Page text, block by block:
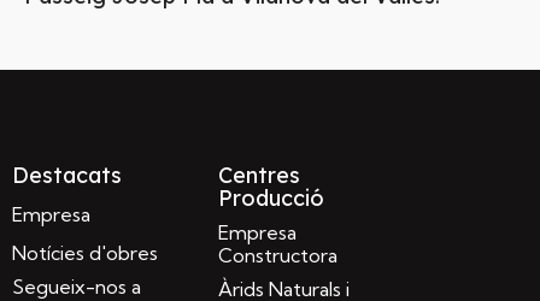
Destacats
Empresa
Notícies d'obres
Segueix-nos a
Centres
Producció
Empresa
Constructora
Àrids Naturals i